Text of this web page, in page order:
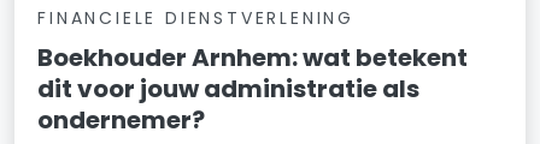
FINANCIELE DIENSTVERLENING
Boekhouder Arnhem: wat betekent
dit voor jouw administratie als
ondernemer?